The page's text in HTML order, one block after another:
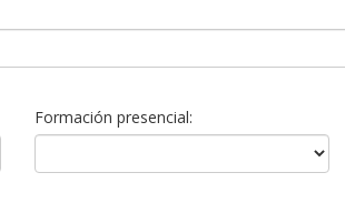
Formación presencial: